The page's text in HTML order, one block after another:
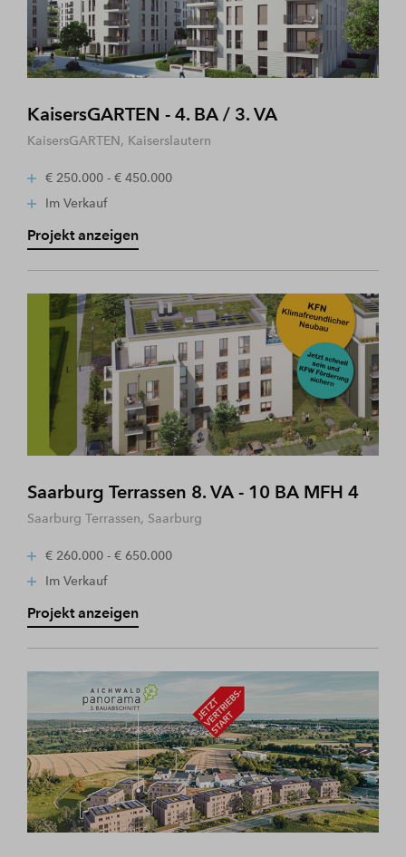
KaisersGARTEN - 4. BA / 3. VA
KaisersGARTEN, Kaiserslautern
€ 250.000 - € 450.000
Im Verkauf
Projekt anzeigen
Saarburg Terrassen 8. VA - 10 BA MFH 4
Saarburg Terrassen, Saarburg
€ 260.000 - € 650.000
Im Verkauf
Projekt anzeigen